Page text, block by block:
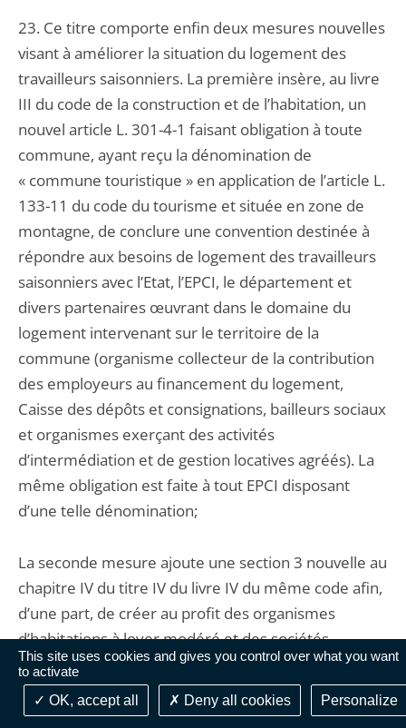
This site uses cookies and gives you control over what you want
to activate
OK, accept all
Deny all cookies Personalize
23. Ce titre comporte enfin deux mesures nouvelles
visant à améliorer la situation du logement des
travailleurs saisonniers. La première insère, au livre
III du code de la construction et de l’habitation, un
nouvel article L. 301-4-1 faisant obligation à toute
commune, ayant reçu la dénomination de
« commune touristique » en application de l’article L.
133-11 du code du tourisme et située en zone de
montagne, de conclure une convention destinée à
répondre aux besoins de logement des travailleurs
saisonniers avec l’Etat, l’EPCI, le département et
divers partenaires œuvrant dans le domaine du
logement intervenant sur le territoire de la
commune (organisme collecteur de la contribution
des employeurs au financement du logement,
Caisse des dépôts et consignations, bailleurs sociaux
et organismes exerçant des activités
d’intermédiation et de gestion locatives agréés). La
même obligation est faite à tout EPCI disposant
d’une telle dénomination;
La seconde mesure ajoute une section 3 nouvelle au
chapitre IV du titre IV du livre IV du même code afin,
d’une part, de créer au profit des organismes
d’habitations à loyer modéré et des sociétés
d’économie mixte de construction et de gestion de
logements sociaux, la possibilité de conclure, avec
des bailleurs personnes physiques ou SCI constituée